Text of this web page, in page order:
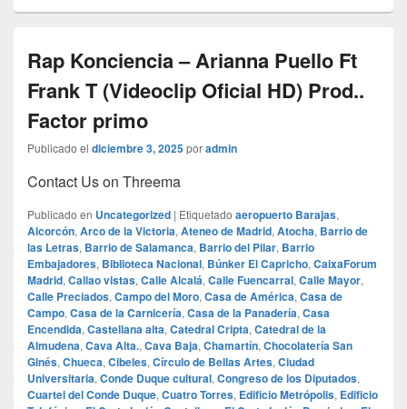
Rap Konciencia – Arianna Puello Ft
Frank T (Videoclip Oficial HD) Prod..
Factor primo
Publicado el diciembre 3, 2025poradmin
Contact Us on Threema
Publicado en Uncategorized | Etiquetado aeropuerto Barajas,
Alcorcón, Arco de la Victoria, Ateneo de Madrid, Atocha, Barrio de
las Letras, Barrio de Salamanca, Barrio del Pilar, Barrio
Embajadores, Biblioteca Nacional, Búnker El Capricho, CaixaForum
Madrid, Callao vistas, Calle Alcalá, Calle Fuencarral, Calle Mayor,
Calle Preciados, Campo del Moro, Casa de América, Casa de
Campo, Casa de la Carnicería, Casa de la Panadería, Casa
Encendida, Castellana alta, Catedral Cripta, Catedral de la
Almudena, Cava Alta., Cava Baja, Chamartín, Chocolatería San
Ginés, Chueca, Cibeles, Círculo de Bellas Artes, Ciudad
Universitaria, Conde Duque cultural, Congreso de los Diputados,
Cuartel del Conde Duque, Cuatro Torres, Edificio Metrópolis, Edificio